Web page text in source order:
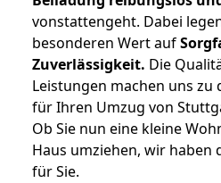
vonstattengeht. Dabei
besonderen Wert auf
Zuverlässigkeit. Die
Leistungen machen uns zu
für Ihren Umzug von
Ob Sie nun eine kleine
Haus umziehen, wir haben
für Sie.